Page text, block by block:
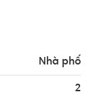
Đức 200m,
Nhà phố
2